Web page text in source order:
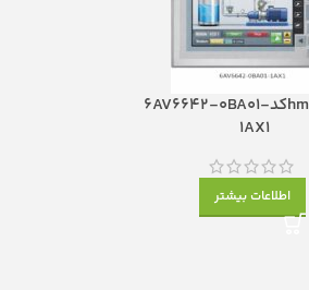
زیمنسhmiکد6AV6642-0BA01-
1AX1
اطلاعات بیشتر